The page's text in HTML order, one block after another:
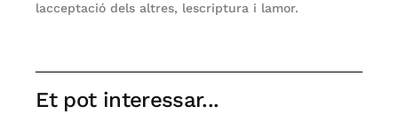
lacceptació dels altres, lescriptura i lamor.
Et pot interessar...